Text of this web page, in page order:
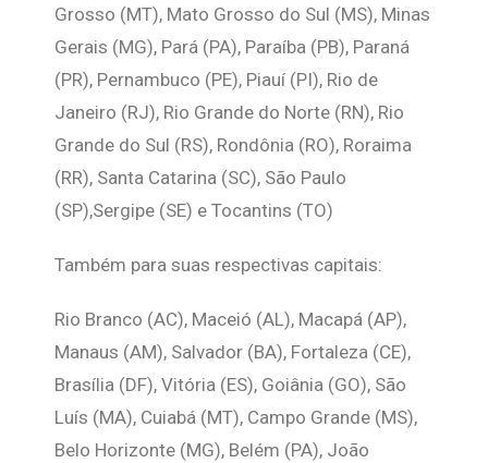
Grosso (MT), Mato Grosso do Sul (MS), Minas
Gerais (MG), Pará (PA), Paraíba (PB), Paraná
(PR), Pernambuco (PE), Piauí (PI), Rio de
Janeiro (RJ), Rio Grande do Norte (RN), Rio
Grande do Sul (RS), Rondônia (RO), Roraima
(RR), Santa Catarina (SC), São Paulo
(SP),Sergipe (SE) e Tocantins (TO)
Também para suas respectivas capitais:
Rio Branco (AC), Maceió (AL), Macapá (AP),
Manaus (AM), Salvador (BA), Fortaleza (CE),
Brasília (DF), Vitória (ES), Goiânia (GO), São
Luís (MA), Cuiabá (MT), Campo Grande (MS),
Belo Horizonte (MG), Belém (PA), João